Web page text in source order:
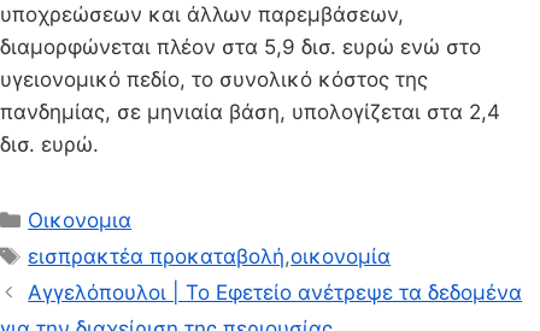
υποχρεώσεων και άλλων παρεμβάσεων,
διαμορφώνεται πλέον στα 5,9 δισ. ευρώ ενώ στο
υγειονομικό πεδίο, το συνολικό κόστος της
πανδημίας, σε μηνιαία βάση, υπολογίζεται στα 2,4
δισ. ευρώ.
Κατηγορίες
Οικονομια
Ετικέτες
εισπρακτέα προκαταβολή,οικονομία
Αγγελόπουλοι | Το Εφετείο ανέτρεψε τα δεδομένα